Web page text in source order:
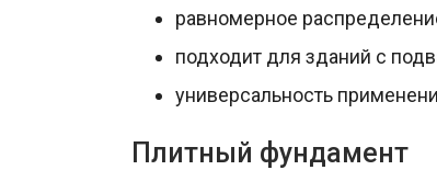
равномерное
подходит для зданий с
универсальность
Плитный фундамент